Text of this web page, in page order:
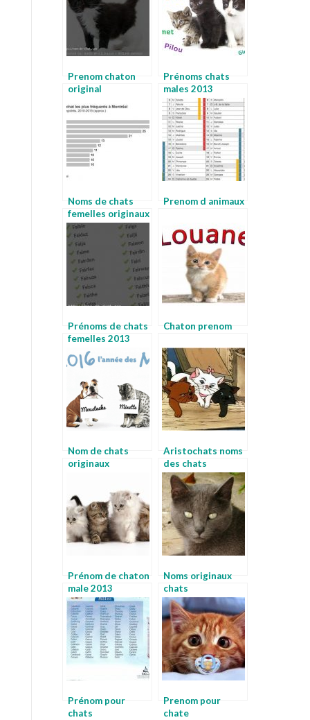
Prenom chaton
original
Prénoms chats
males 2013
Noms de chats
femelles originaux
Prenom d animaux
Prénoms de chats
femelles 2013
Chaton prenom
Nom de chats
originaux
Aristochats noms
des chats
Prénom de chaton
male 2013
Noms originaux
chats
Prénom pour
chats
Prenom pour
chate